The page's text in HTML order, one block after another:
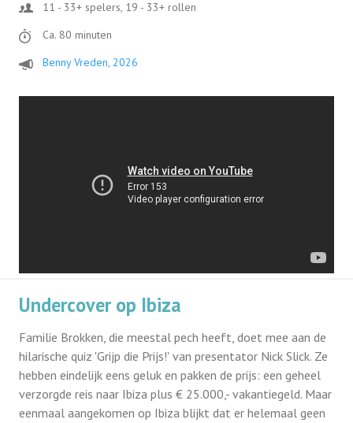
11 - 33+ spelers, 19 - 33+ rollen
Ca. 80 minuten
Benny Vreden, 2026
Undercover op Ibiza
Familie Brokken, die meestal pech heeft, doet mee aan de
hilarische quiz 'Grijp die Prijs!' van presentator Nick Slick. Ze
hebben eindelijk eens geluk en pakken de prijs: een geheel
verzorgde reis naar Ibiza plus € 25.000,- vakantiegeld. Maar
eenmaal aangekomen op Ibiza blijkt dat er helemaal geen